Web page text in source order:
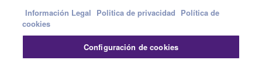
Consumer
Contacte con nosotrosTerminos de uso
Información Legal Politica de privacidad Política de
cookies
Configuración de cookies